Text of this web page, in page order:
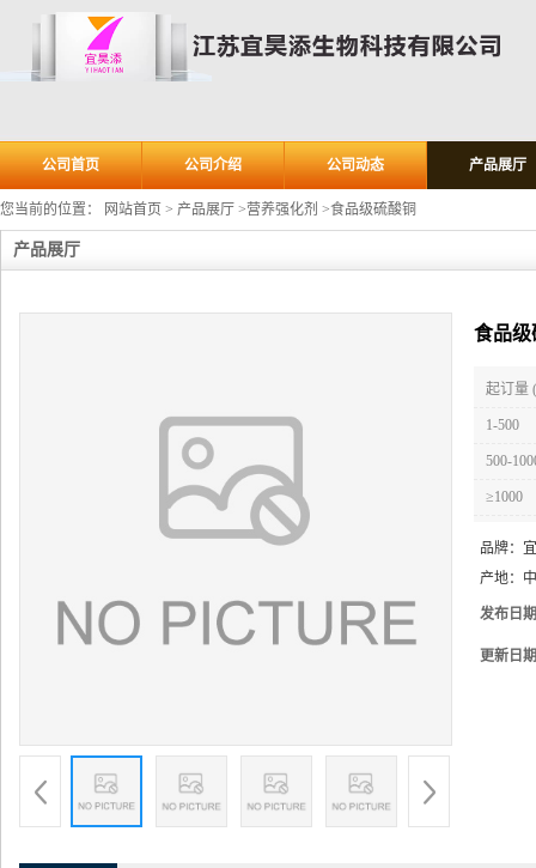
公司首页 公司介绍 公司动态 产品展厅
您当前的位置： 网站首页 > 产品展厅 >营养强化剂 >食品级硫酸铜
产品展厅
食品级
起订量
1-500
500-
≥1000
品牌：
产地：
发布日
更新日